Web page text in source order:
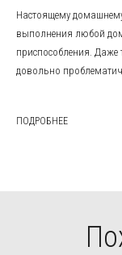
Настоящему
выполнения любой
приспособления.
довольно
ПОДРОБНЕЕ